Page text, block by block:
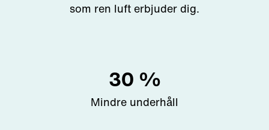
som ren luft erbjuder dig.
30 %
Mindre underhåll